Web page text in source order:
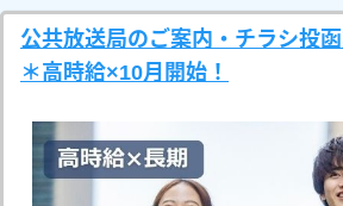
公共放送局のご案内・チラシ投
＊高時給×10月開始！